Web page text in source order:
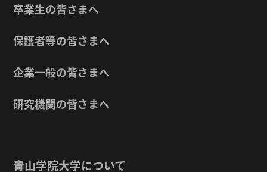
卒業生の皆さまへ
保護者等の皆さまへ
企業一般の皆さまへ
研究機関の皆さまへ
青山学院大学について